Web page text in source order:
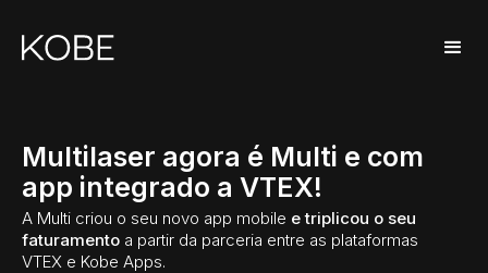
Multilaser agora é Multi e com
app integrado a VTEX!
A Multi criou o seu novo app mobile e triplicou o seu
faturamento a partir da parceria entre as plataformas
VTEX e Kobe Apps.